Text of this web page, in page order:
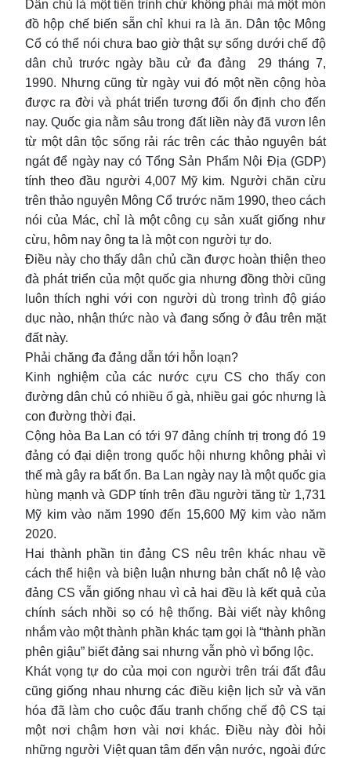
Dân chủ là một tiến trình chứ không phải mà một món
đồ hộp chế biến sẵn chỉ khui ra là ăn. Dân tộc Mông
Cổ có thể nói chưa bao giờ thật sự sống dưới chế độ
dân chủ trước ngày bầu cử đa đảng 29 tháng 7,
1990. Nhưng cũng từ ngày vui đó một nền cộng hòa
được ra đời và phát triển tương đối ổn định cho đến
nay. Quốc gia nằm sâu trong đất liền này đã vươn lên
từ một dân tộc sống rải rác trên các thảo nguyên bát
ngát để ngày nay có Tổng Sản Phẩm Nội Địa (GDP)
tính theo đầu người 4,007 Mỹ kim. Người chăn cừu
trên thảo nguyên Mông Cổ trước năm 1990, theo cách
nói của Mác, chỉ là một công cụ sản xuất giống như
cừu, hôm nay ông ta là một con người tự do.
Điều này cho thấy dân chủ cần được hoàn thiện theo
đà phát triển của một quốc gia nhưng đồng thời cũng
luôn thích nghi với con người dù trong trình độ giáo
dục nào, nhận thức nào và đang sống ở đâu trên mặt
đất này.
Phải chăng đa đảng dẫn tới hỗn loạn?
Kinh nghiệm của các nước cựu CS cho thấy con
đường dân chủ có nhiều ổ gà, nhiều gai góc nhưng là
con đường thời đại.
Cộng hòa Ba Lan có tới 97 đảng chính trị trong đó 19
đảng có đại diện trong quốc hội nhưng không phải vì
thế mà gây ra bất ổn. Ba Lan ngày nay là một quốc gia
hùng mạnh và GDP tính trên đầu người tăng từ 1,731
Mỹ kim vào năm 1990 đến 15,600 Mỹ kim vào năm
2020.
Hai thành phần tin đảng CS nêu trên khác nhau về
cách thể hiện và biện luận nhưng bản chất nô lệ vào
đảng CS vẫn giống nhau vì cả hai đều là kết quả của
chính sách nhồi sọ có hệ thống. Bài viết này không
nhắm vào một thành phần khác tạm gọi là “thành phần
phên giậu” biết đảng sai nhưng vẫn phò vì bổng lộc.
Khát vọng tự do của mọi con người trên trái đất đâu
cũng giống nhau nhưng các điều kiện lịch sử và văn
hóa đã làm cho cuộc đấu tranh chống chế độ CS tại
một nơi chậm hơn vài nơi khác. Điều này đòi hỏi
những người Việt quan tâm đến vận nước, ngoài đức